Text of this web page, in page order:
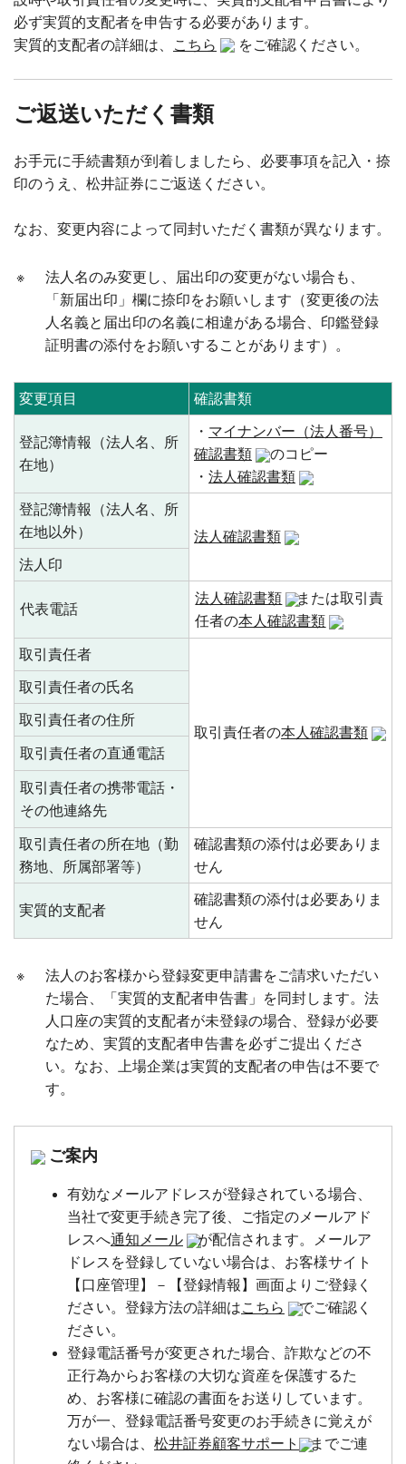
必ず実質的支配者を申告する必要があります。
実質的支配者の詳細は、
こちら をご確認ください。
ご返送いただく書類
お手元に手続書類が到着しましたら、必要事項を記入・捺
印のうえ、松井証券にご返送ください。
なお、変更内容によって同封いただく書類が異なります。
※
法人名のみ変更し、届出印の変更がない場合も、
「新届出印」欄に捺印をお願いします（変更後の法
人名義と届出印の名義に相違がある場合、印鑑登録
証明書の添付をお願いすることがあります）。
変更項目 確認書類
登記簿情報（法人名、所
在地）
・ マイナンバー（法人番号）
確認書類
のコピー
・ 法人確認書類
登記簿情報（法人名、所
在地以外）
法人確認書類
法人印
代表電話
法人確認書類
または取引責
任者の本人確認書類
取引責任者
取引責任者の本人確認書類
取引責任者の氏名
取引責任者の住所
取引責任者の直通電話
取引責任者の携帯電話・
その他連絡先
取引責任者の所在地（勤
務地、所属部署等）
確認書類の添付は必要ありま
せん
実質的支配者
確認書類の添付は必要ありま
せん
※
法人のお客様から登録変更申請書をご請求いただい
た場合、「実質的支配者申告書」を同封します。法
人口座の実質的支配者が未登録の場合、登録が必要
なため、実質的支配者申告書を必ずご提出くださ
い。なお、上場企業は実質的支配者の申告は不要で
す。
ご案内
有効なメールアドレスが登録されている場合、
当社で変更手続き完了後、ご指定のメールアド
レスへ通知メール
が配信されます。メールア
ドレスを登録していない場合は、お客様サイト
【口座管理】－【登録情報】画面よりご登録く
ださい。登録方法の詳細はこちら
でご確認く
ださい。
登録電話番号が変更された場合、詐欺などの不
正行為からお客様の大切な資産を保護するた
め、お客様に確認の書面をお送りしています。
万が一、登録電話番号変更のお手続きに覚えが
ない場合は、 松井証券顧客サポート
までご連